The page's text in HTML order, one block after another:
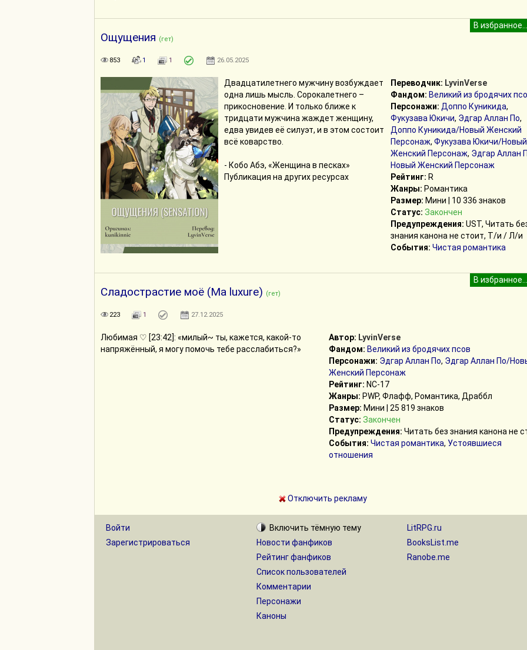
Ощущения (гет)
853 1 1 26.05.2025
Двадцатилетнего мужчину возбуждает
одна лишь мысль. Сорокалетнего –
прикосновение. И только ближе к
тридцати мужчина жаждет женщину,
едва увидев её силуэт, и в этом состоит
всё коварство.
- Кобо Абэ, «Женщина в песках»
Публикация на других ресурсах
Переводчик: LyvinVerse
Фандом: Великий из бродячих
Персонажи: Доппо Куникида,
Фукузава Юкичи, Эдгар Аллан По,
Доппо Куникида/Новый Женский
Персонаж, Фукузава Юкичи/Новый
Женский Персонаж, Эдгар Аллан
Новый Женский Персонаж
Рейтинг: R
Жанры: Романтика
Размер: Мини | 10 336 знаков
Статус: Закончен
Предупреждения: UST, Читать
знания канона не стоит, Т/и / Л/и
События: Чистая романтика
Сладострастие моё (Ma luxure) (гет)
223 1 27.12.2025
Любимая ♡ [23:42]: «милый~ ты, кажется, какой-то
напряжённый, я могу помочь тебе расслабиться?»
Автор: LyvinVerse
Фандом: Великий из бродячих псов
Персонажи: Эдгар Аллан По, Эдгар Аллан По/
Женский Персонаж
Рейтинг: NC-17
Жанры: PWP, Флафф, Романтика, Драббл
Размер: Мини | 25 819 знаков
Статус: Закончен
Предупреждения: Читать без знания канона не
События: Чистая романтика, Устоявшиеся
отношения
Отключить рекламу
Войти
Зарегистрироваться
Включить тёмную тему
Новости фанфиков
Рейтинг фанфиков
Список пользователей
Комментарии
Персонажи
Каноны
LitRPG.ru
BooksList.me
Ranobe.me